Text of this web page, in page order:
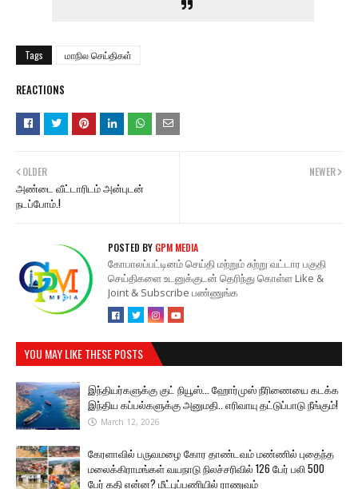
Tags மாநில செய்திகள்
REACTIONS
NEWER
OLDER
அண்டை வீட்டாரிடம் அன்புடன்
நடப்போம்.!
POSTED BY GPM MEDIA
கோபாலப்பட்டினம் செய்தி மற்றும் சுற்று வட்டார பகுதி
செய்திகளை உடனுக்குடன் தெரிந்து கொள்ள Like &
Joint & Subscribe பண்ணுங்க
YOU MAY LIKE THESE POSTS
இந்தியர்களுக்கு குட் நியூஸ்... ஹோர்முஸ் நீரிணையை கடக்க
இந்திய கப்பல்களுக்கு அனுமதி.. எரிவாயு தட்டுப்பாடு நீங்கும்!
March 12, 2026
கேரளாவில் பருவமழை கோர தாண்டவம் மண்ணில் புதைந்த
மலைக்கிராமங்கள் வயநாடு நிலச்சரிவில் 126 பேர் பலி 500
பேர் கதி என்ன? மீட்புப்பணியில் ராணுவம்